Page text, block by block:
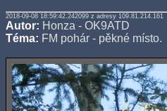
2018-09-08 18:59:42.242099 z adresy 109.81.214.161
Autor: Honza - OK9ATD
Téma: FM pohár - pěkné místo.